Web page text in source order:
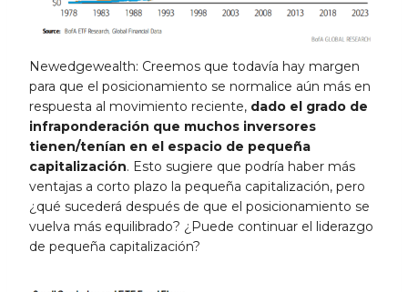
Newedgewealth: Creemos que todavía hay margen
para que el posicionamiento se normalice aún más en
respuesta al movimiento reciente, dado el grado de
infraponderación que muchos inversores
tienen/tenían en el espacio de pequeña
capitalización. Esto sugiere que podría haber más
ventajas a corto plazo la pequeña capitalización, pero
¿qué sucederá después de que el posicionamiento se
vuelva más equilibrado? ¿Puede continuar el liderazgo
de pequeña capitalización?